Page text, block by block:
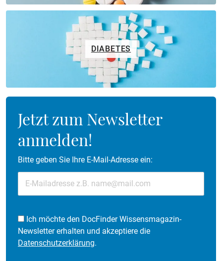
DIABETES
Jetzt zum Newsletter
anmelden!
Bitte geben Sie Ihre E-Mail-Adresse ein:
Ich möchte den DocFinder Wissensmagazin-
Newsletter erhalten und akzeptiere die
Datenschutzerklärung.